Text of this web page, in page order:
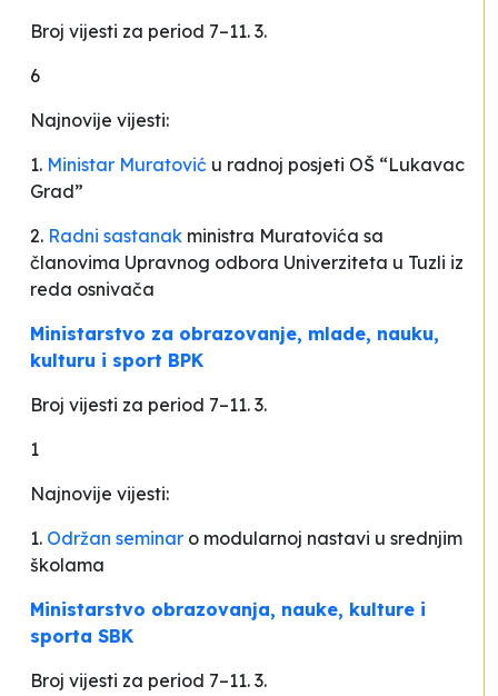
Broj vijesti za period 7–11. 3.
6
Najnovije vijesti:
1. Ministar Muratović u radnoj posjeti OŠ “Lukavac
Grad”
2. Radni sastanak ministra Muratovića sa
članovima Upravnog odbora Univerziteta u Tuzli iz
reda osnivača
Ministarstvo za obrazovanje, mlade, nauku,
kulturu i sport BPK
Broj vijesti za period 7–11. 3.
1
Najnovije vijesti:
1. Održan seminar o modularnoj nastavi u srednjim
školama
Ministarstvo obrazovanja, nauke, kulture i
sporta SBK
Broj vijesti za period 7–11. 3.